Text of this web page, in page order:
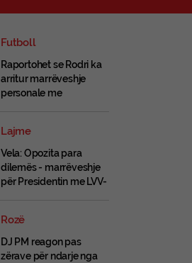
Futboll
Raportohet se Rodri ka
arritur marrëveshje
personale me
Lajme
Vela: Opozita para
dilemës - marrëveshje
për Presidentin me LVV-
Rozë
DJ PM reagon pas
zërave për ndarje nga